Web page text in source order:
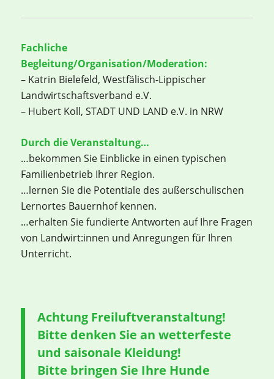
Fachliche
Begleitung/Organisation/Moderation:
– Katrin Bielefeld, Westfälisch-Lippischer
Landwirtschaftsverband e.V.
– Hubert Koll, STADT UND LAND e.V. in NRW
Durch die Veranstaltung…
…bekommen Sie Einblicke in einen typischen
Familienbetrieb Ihrer Region.
…lernen Sie die Potentiale des außerschulischen
Lernortes Bauernhof kennen.
…erhalten Sie fundierte Antworten auf Ihre Fragen
von Landwirt:innen und Anregungen für Ihren
Unterricht.
Achtung Freiluftveranstaltung!
Bitte denken Sie an wetterfeste
und saisonale Kleidung!
Bitte bringen Sie Ihre Hunde